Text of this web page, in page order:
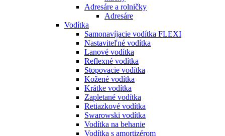
Adresáre a rolničky
Adresáre
Vodítka
Samonavíjacie vodítka FLEXI
Nastaviteľné vodítka
Lanové vodítka
Reflexné vodítka
Stopovacie vodítka
Kožené vodítka
Krátke vodítka
Zapletané vodítka
Retiazkové vodítka
Swarowski vodítka
Vodítka na behanie
Vodítka s amortizérom